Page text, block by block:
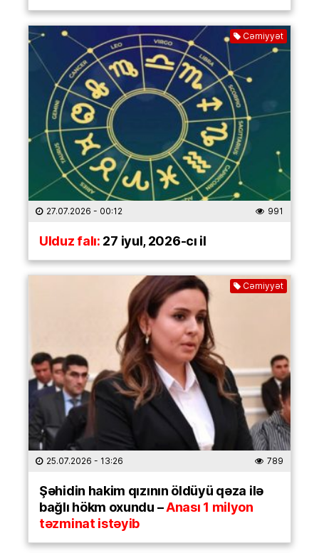
Cəmiyyət
27.07.2026 - 00:12 991
Ulduz falı:27 iyul, 2026-cı il
Cəmiyyət
25.07.2026 - 13:26 789
Şəhidin hakim qızının öldüyü qəza ilə
bağlı hökm oxundu –Anası 1 milyon
təzminat istəyib